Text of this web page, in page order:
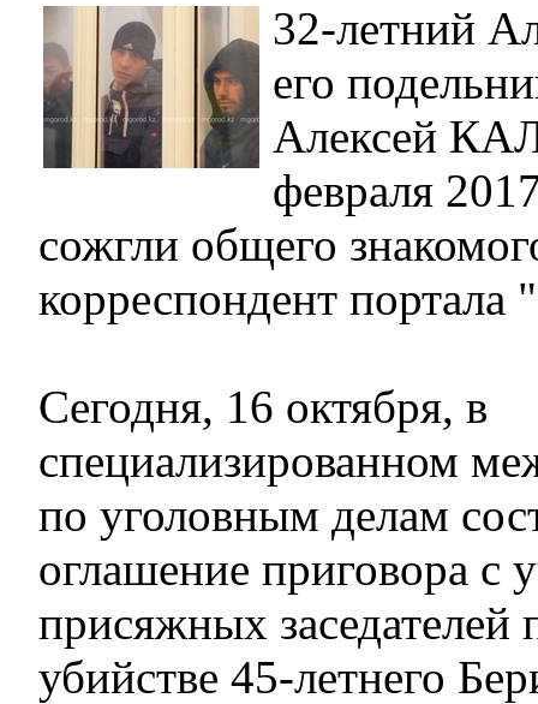
32-летний
его
Алексей
февраля
сожгли общего
корреспондент
Сегодня, 16 октября, в
специализированном
по уголовным делам
оглашение приговора с
присяжных заседателей
убийстве 45-летнего